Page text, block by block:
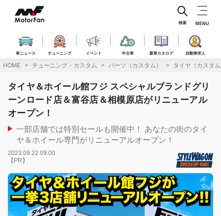
ス
車ニュース チューニング イベント 中古車 新車カタログ 自動車求人
検索 MENU
HOME チューニング・カスタム パーツ（カスタム） タイヤ（カスタ
タイヤ＆ホイール館フジ スペシャルブランドグリ
ーンロード店＆富谷店＆相模原店がリニューアル
オープン！
一部店舗では特別セールも開催中！ あなたの街のタイ
ヤ＆ホイール専門がリニューアルオープン！
2023.09.22 09:00
【PR】